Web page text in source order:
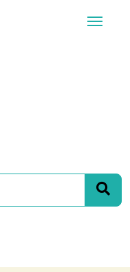
Menu